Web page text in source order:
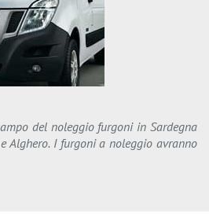
del noleggio furgoni in Sardegna
Alghero. I furgoni a noleggio avranno